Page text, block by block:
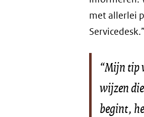
met allerlei
Servicedesk.”
“Mijn tip
wijzen
begint,